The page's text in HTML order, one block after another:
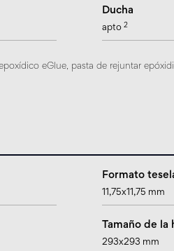
Ducha
apto 2
eGlue, pasta de rejuntar
Formato
11,75x11,75 mm
Tamaño de la
293x293 mm